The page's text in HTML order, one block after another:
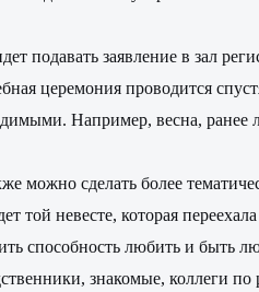
подавать заявление в зал
церемония проводится
Например, весна, ранее
можно сделать более
невесте, которая
способность любить и быть
знакомые, коллеги по